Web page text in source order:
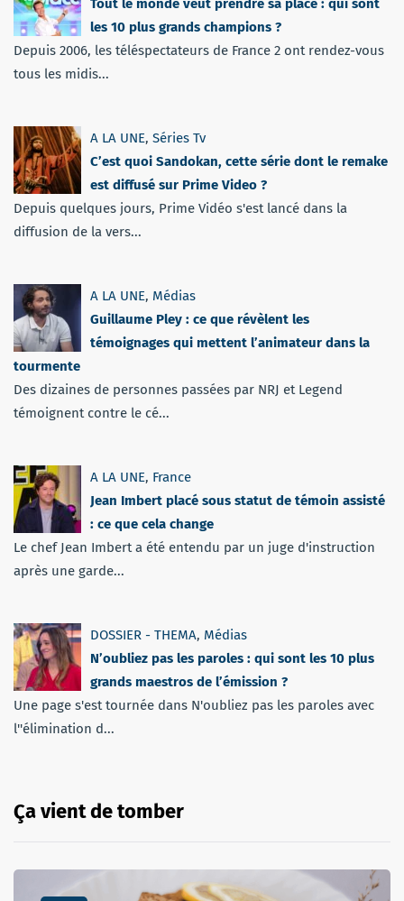
Tout le monde veut prendre sa place : qui sont
les 10 plus grands champions ?
Depuis 2006, les téléspectateurs de France 2 ont rendez-vous
tous les midis...
A LA UNE, Séries Tv
C’est quoi Sandokan, cette série dont le remake
est diffusé sur Prime Video ?
Depuis quelques jours, Prime Vidéo s'est lancé dans la
diffusion de la vers...
A LA UNE, Médias
Guillaume Pley : ce que révèlent les
témoignages qui mettent l’animateur dans la
tourmente
Des dizaines de personnes passées par NRJ et Legend
témoignent contre le cé...
A LA UNE, France
Jean Imbert placé sous statut de témoin assisté
: ce que cela change
Le chef Jean Imbert a été entendu par un juge d'instruction
après une garde...
DOSSIER - THEMA, Médias
N’oubliez pas les paroles : qui sont les 10 plus
grands maestros de l’émission ?
Une page s'est tournée dans N'oubliez pas les paroles avec
l''élimination d...
Ça vient de tomber